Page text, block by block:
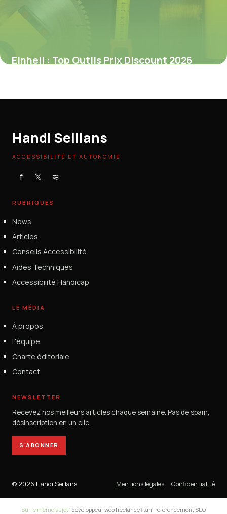
Einhell : Top Outils Prix Discount 2026
Handi Seillans
ACCESSIBILITÉ ET AUTONOMIE
f 𝕏 ≋
RUBRIQUES
News
Articles
Conseils Accessibilité
Aides Techniques
Accessibilité Handicap
LE MÉDIA
À propos
L'équipe
Charte éditoriale
Contact
NEWSLETTER
Recevez nos meilleurs articles chaque semaine. Pas de spam,
désinscription en un clic.
S'ABONNER
© 2026 Handi Seillans Mentions légales Confidentialité
Sur le meme sujet : développeur web freelance | tarif référencement SEO